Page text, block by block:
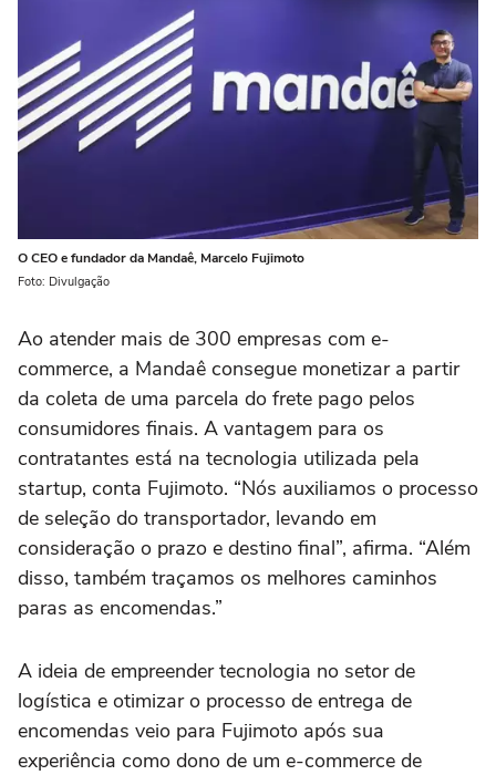
O CEO e fundador da Mandaê, Marcelo Fujimoto
Foto: Divulgação
Ao atender mais de 300 empresas com e-
commerce, a Mandaê consegue monetizar a partir
da coleta de uma parcela do frete pago pelos
consumidores finais. A vantagem para os
contratantes está na tecnologia utilizada pela
startup, conta Fujimoto. “Nós auxiliamos o processo
de seleção do transportador, levando em
consideração o prazo e destino final”, afirma. “Além
disso, também traçamos os melhores caminhos
paras as encomendas.”
A ideia de empreender tecnologia no setor de
logística e otimizar o processo de entrega de
encomendas veio para Fujimoto após sua
experiência como dono de um e-commerce de